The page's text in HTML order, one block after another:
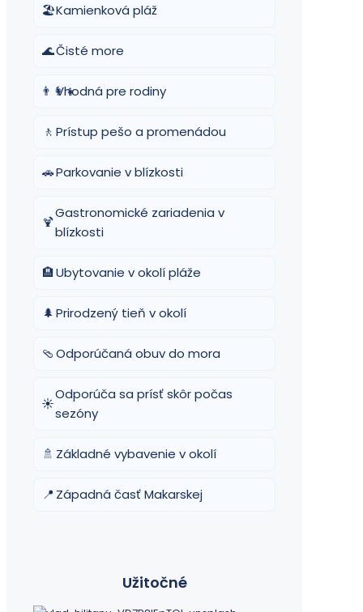
🏖️Kamienková pláž
🌊Čisté more
👨‍👩‍👧
Vhodná pre rodiny
🚶 Prístup pešo a promenádou
🚗Parkovanie v blízkosti
🍹
Gastronomické zariadenia v
blízkosti
🏨Ubytovanie v okolí pláže
🌲Prirodzený tieň v okolí
🩴Odporúčaná obuv do mora
☀️
Odporúča sa prísť skôr počas
sezóny
🚿 Základné vybavenie v okolí
📍Západná časť Makarskej
Užitočné